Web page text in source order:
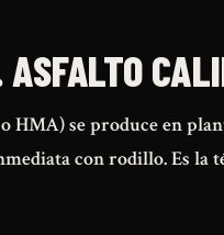
se produce en
con rodillo. Es la